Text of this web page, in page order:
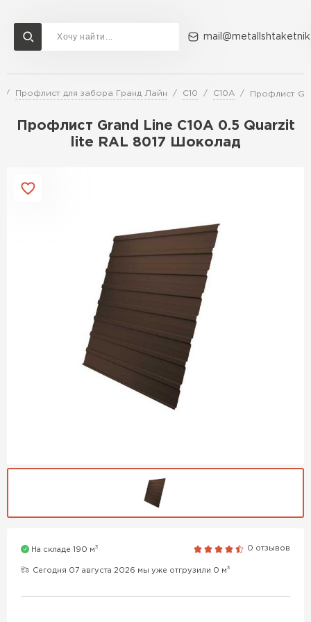
Профлист для забора Гранд Лайн С10 C10A Профлист
Профлист Grand Line C10A 0.5 Quarzit
lite RAL 8017 Шоколад
На складе 190 м3 0 отзывов
Сегодня 07 августа 2026 мы уже отгрузили 0 м3
Доставка и оплата Акции О компании Контакты
Перейти в каталог